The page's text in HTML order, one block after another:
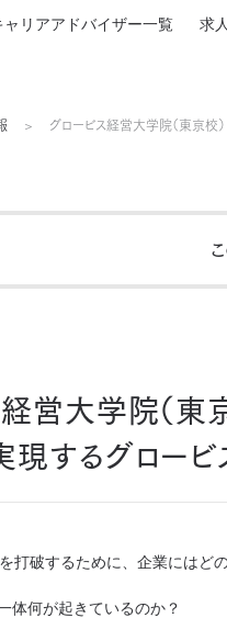
ャリアアドバイザー一覧 求
グロービス経営大学院（東京校
営大学院（東
現するグロービ
打破するために、企業にはど
体何が起きているのか？